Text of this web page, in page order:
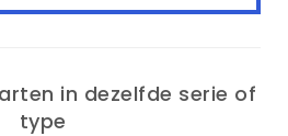
in dezelfde serie of
type